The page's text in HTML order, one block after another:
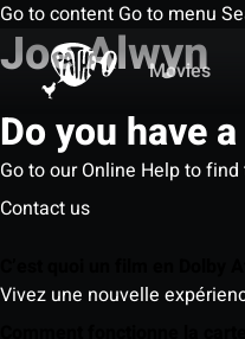
Go to content Go to menu
Movies
Joe Alwyn
Do you have
Go to our Online Help to find
Contact us
Vivez une nouvelle